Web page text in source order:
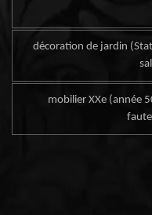
décoration de jardin
mobilier XXe (année